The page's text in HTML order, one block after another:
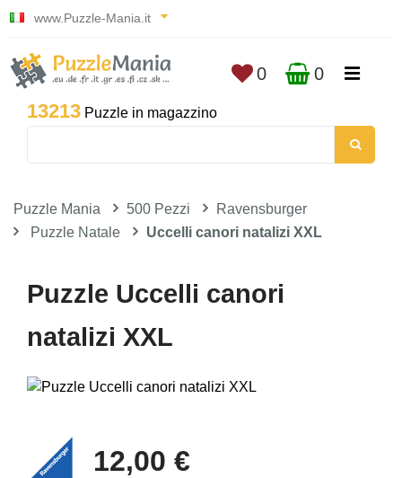
www.Puzzle-Mania.it
13213 Puzzle in magazzino
0 0
Puzzle Mania 500 Pezzi
Ravensburger
Puzzle Natale
Uccelli canori natalizi XXL
Puzzle Uccelli canori
natalizi XXL
12,00 €